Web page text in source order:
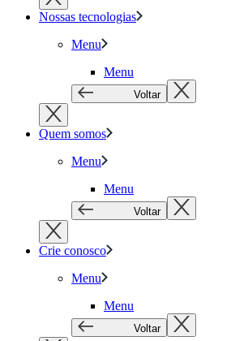
Nossas tecnologias
Menu
Menu
Voltar
Quem somos
Menu
Menu
Voltar
Crie conosco
Menu
Menu
Voltar